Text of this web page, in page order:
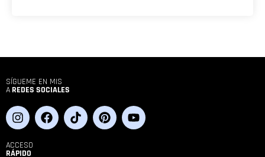
SÍGUEME EN MIS
AREDES SOCIALES
ACCESO
RÁPIDO